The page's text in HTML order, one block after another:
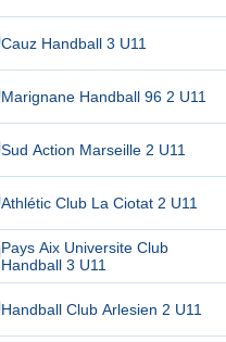
Cauz Handball 3 U11
Marignane Handball 96 2 U11
Sud Action Marseille 2 U11
Athlétic Club La Ciotat 2 U11
Pays Aix Universite Club
Handball 3 U11
Handball Club Arlesien 2 U11